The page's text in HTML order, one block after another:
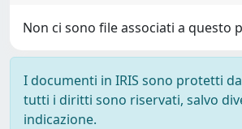
Non ci sono file associati a questo
I documenti in IRIS sono protetti
tutti i diritti sono riservati, salvo
indicazione.